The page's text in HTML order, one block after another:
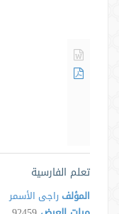
تعلم الفارسية
المؤلف راجی الأسمر